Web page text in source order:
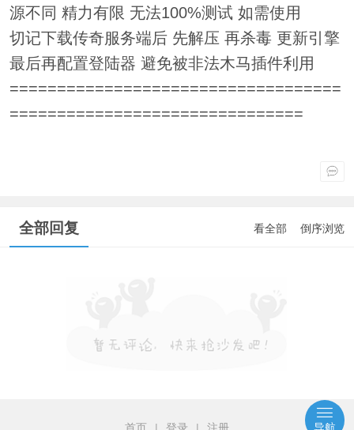
源不同 精力有限 无法100%测试 如需使用
切记下载传奇服务端后 先解压 再杀毒 更新引擎
最后再配置登陆器 避免被非法木马插件利用
===================================
===============================
全部回复 看全部 倒序浏览
首页 | 登录 | 注册